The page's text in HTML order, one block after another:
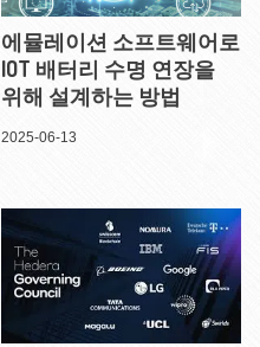
에뮬레이션 소프트웨어로
IOT 배터리 수명 연장을
위해 설계하는 방법
2025-06-13